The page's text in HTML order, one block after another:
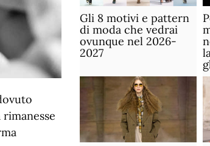
Gli 8 motivi e pattern
di moda che vedrai
ovunque nel 2026-
2027